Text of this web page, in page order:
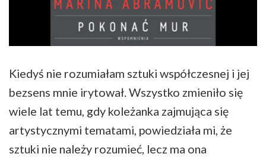
Kiedyś nie rozumiałam sztuki współczesnej i jej
bezsens mnie irytował. Wszystko zmieniło się
wiele lat temu, gdy koleżanka zajmująca się
artystycznymi tematami, powiedziała mi, że
sztuki nie należy rozumieć, lecz ma ona